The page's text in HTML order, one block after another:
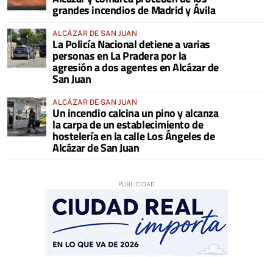
grandes incendios de Madrid y Ávila
ALCÁZAR DE SAN JUAN
La Policía Nacional detiene a varias
personas en La Pradera por la
agresión a dos agentes en Alcázar de
San Juan
ALCÁZAR DE SAN JUAN
Un incendio calcina un pino y alcanza
la carpa de un establecimiento de
hostelería en la calle Los Ángeles de
Alcázar de San Juan